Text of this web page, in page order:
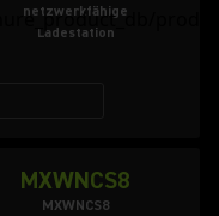
netzwerkfähige
Ladestation
MXWNCS8
MXWNCS8